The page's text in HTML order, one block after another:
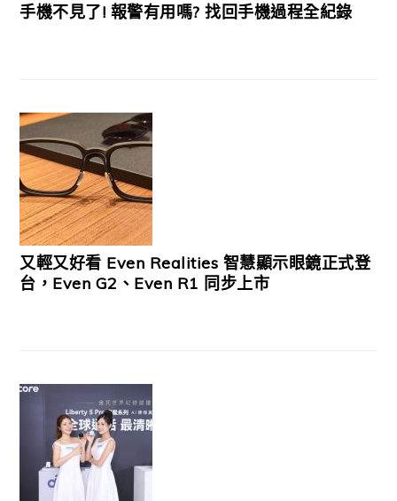
手機不見了! 報警有用嗎? 找回手機過程全紀錄
又輕又好看 Even Realities 智慧顯示眼鏡正式登
台，Even G2、Even R1 同步上市